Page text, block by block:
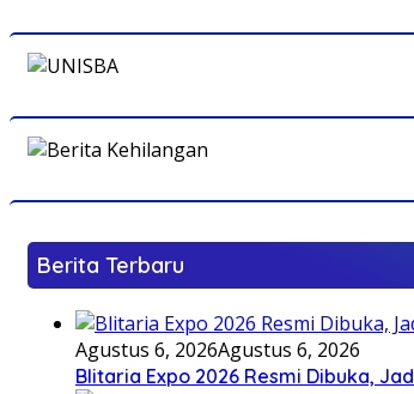
Berita Terbaru
Agustus 6, 2026Agustus 6, 2026
Blitaria Expo 2026 Resmi Dibuka,